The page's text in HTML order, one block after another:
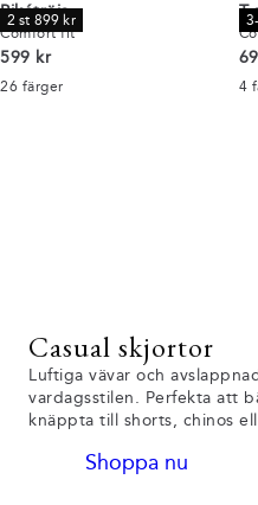
2 st 899 kr
Pikétröja
Comfort fit
Nuvarande pris
599 kr
26 färger 4
Casual skjortor
Luftiga vävar och
vardagsstilen. Perfekta att
knäppta till shorts, chinos
Shoppa nu